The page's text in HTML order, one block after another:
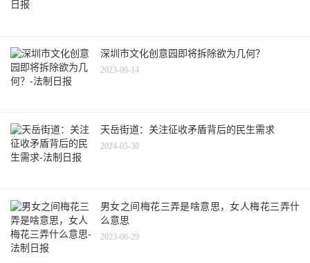
深圳市文化创意园即将拆除欲为几何？
2023-09-14
天岳街道：关注征收矛盾背后的民生需求
2024-05-30
男女之间梅花三弄是啥意思，女人梅花三弄什
么意思
2023-06-29